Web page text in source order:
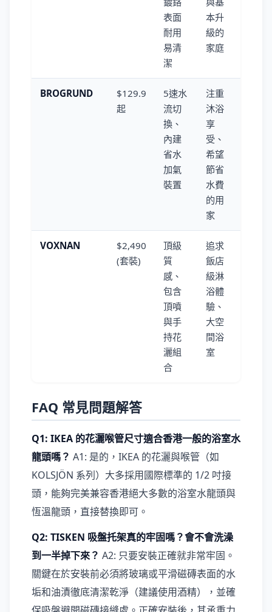
表面
耐用
易清
潔
本升
級的
家庭
BROGRUND
$129.9
起
5速水
流切
換、
內建
省水
加氣
裝置
注重
沐浴
享
受、
希望
節省
水費
的用
家
VOXNAN
$2,490
(套裝)
頂級
質
感、
包含
頂噴
與手
持花
灑組
合
追求
飯店
級淋
浴體
驗、
大空
間浴
室
FAQ 常見問題解答
Q1: IKEA 的花灑喉管尺寸適合香港一般的浴室水
龍頭嗎？ A1: 是的，IKEA 的花灑與喉管（如
KOLSJÖN 系列）大多採用國際標準的 1/2 吋接
頭，能夠完美兼容香港絕大多數的浴室水龍頭與
恆溫龍頭，直接替換即可。
Q2: TISKEN 吸盤托架真的牢固嗎？會不會洗澡
到一半掉下來？ A2: 只要安裝正確就非常牢固。
關鍵在於安裝前必須將玻璃或平滑磁磚表面的水
垢和油漬徹底清潔乾淨（建議使用酒精），並確